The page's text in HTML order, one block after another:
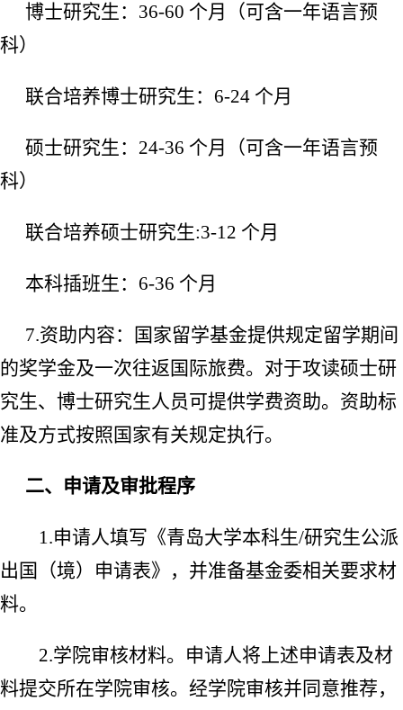
博士研究生： 36-60 个月（可含一年语言预
科）
联合培养博士研究生： 6-24 个月
硕士研究生： 24-36 个月（可含一年语言预
科）
联合培养硕士研究生:3-12 个月
本科插班生： 6-36 个月
7.资助内容：国家留学基金提供规定留学期间
的奖学金及一次往返国际旅费。对于攻读硕士研
究生、博士研究生人员可提供学费资助。资助标
准及方式按照国家有关规定执行。
二、申请及审批程序
1.申请人填写《青岛大学本科生/研究生公派
出国（境）申请表》，并准备基金委相关要求材
料。
2.学院审核材料。申请人将上述申请表及材
料提交所在学院审核。经学院审核并同意推荐，